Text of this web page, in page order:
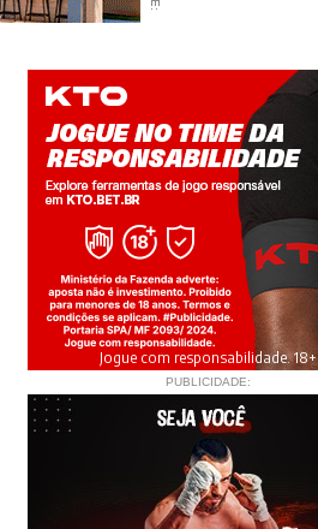
Jogue com responsabilidade. 18+
PUBLICIDADE: